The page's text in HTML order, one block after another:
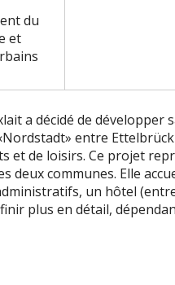
du
et
a décidé de développer
entre
et de loisirs. Ce projet
deux communes. Elle
un hôtel
plus en détail,